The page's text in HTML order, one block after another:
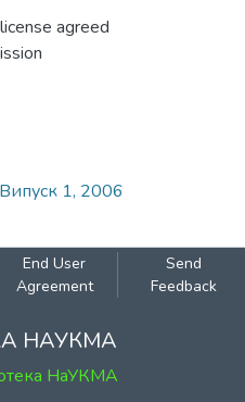
agreed
Випуск 1, 2006
End User
Agreement
Send
Feedback
НАУКМА
НаУКМА